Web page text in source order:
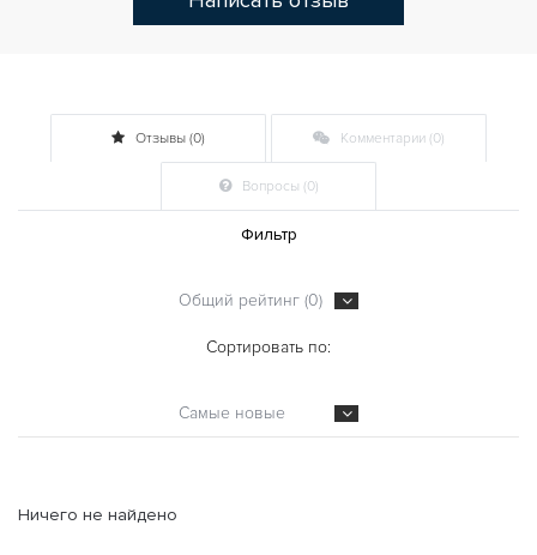
Отзывы (0) Комментарии (0)
Вопросы (0)
Фильтр
Общий рейтинг (0)
Сортировать по:
Самые новые
Ничего не найдено